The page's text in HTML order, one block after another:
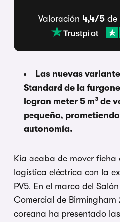
Valoración 4,4/5 de
Las nuevas
Standard de la
logran meter 5 m³ de
pequeño,
autonomía.
Kia acaba de mover ficha
logística eléctrica con la
PV5. En el marco del
Comercial de Birmingham
coreana ha presentado